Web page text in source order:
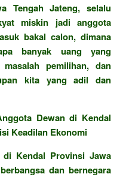
Tengah Jateng, selalu
miskin jadi anggota
bakal calon, dimana
banyak uang yang
pemilihan, dan
kita yang adil dan
Dewan di Kendal
Keadilan Ekonomi
di Kendal Provinsi Jawa
dan bernegara